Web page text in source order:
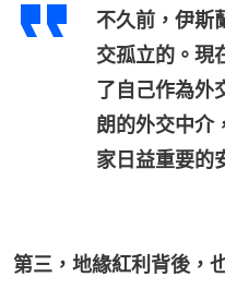
不久前，伊斯
交孤立的。現
了自己作為外
朗的外交中介
家日益重要的
第三，地緣紅利背後，